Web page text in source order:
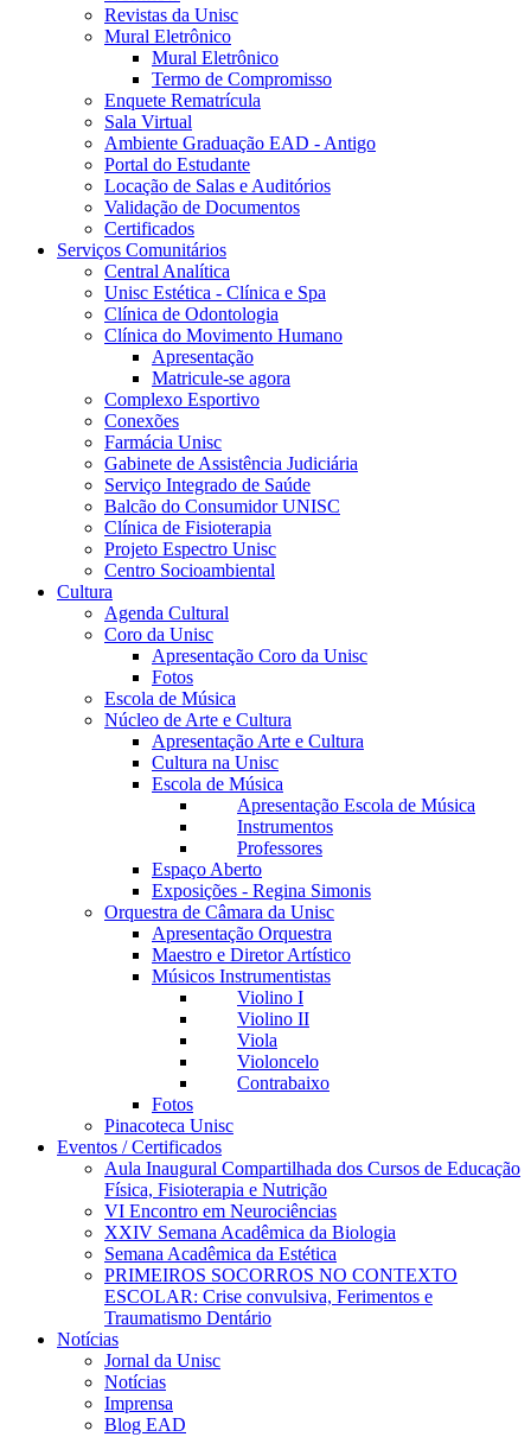
Revistas da Unisc
Mural Eletrônico
Mural Eletrônico
Termo de Compromisso
Enquete Rematrícula
Sala Virtual
Ambiente Graduação EAD - Antigo
Portal do Estudante
Locação de Salas e Auditórios
Validação de Documentos
Certificados
Serviços Comunitários
Central Analítica
Unisc Estética - Clínica e Spa
Clínica de Odontologia
Clínica do Movimento Humano
Apresentação
Matricule-se agora
Complexo Esportivo
Conexões
Farmácia Unisc
Gabinete de Assistência Judiciária
Serviço Integrado de Saúde
Balcão do Consumidor UNISC
Clínica de Fisioterapia
Projeto Espectro Unisc
Centro Socioambiental
Cultura
Agenda Cultural
Coro da Unisc
Apresentação Coro da Unisc
Fotos
Escola de Música
Núcleo de Arte e Cultura
Apresentação Arte e Cultura
Cultura na Unisc
Escola de Música
Apresentação Escola de Música
Instrumentos
Professores
Espaço Aberto
Exposições - Regina Simonis
Orquestra de Câmara da Unisc
Apresentação Orquestra
Maestro e Diretor Artístico
Músicos Instrumentistas
Violino I
Violino II
Viola
Violoncelo
Contrabaixo
Fotos
Pinacoteca Unisc
Eventos / Certificados
Aula Inaugural Compartilhada dos Cursos de Educação
Física, Fisioterapia e Nutrição
VI Encontro em Neurociências
XXIV Semana Acadêmica da Biologia
Semana Acadêmica da Estética
PRIMEIROS SOCORROS NO CONTEXTO
ESCOLAR: Crise convulsiva, Ferimentos e
Traumatismo Dentário
Notícias
Jornal da Unisc
Notícias
Imprensa
Blog EAD